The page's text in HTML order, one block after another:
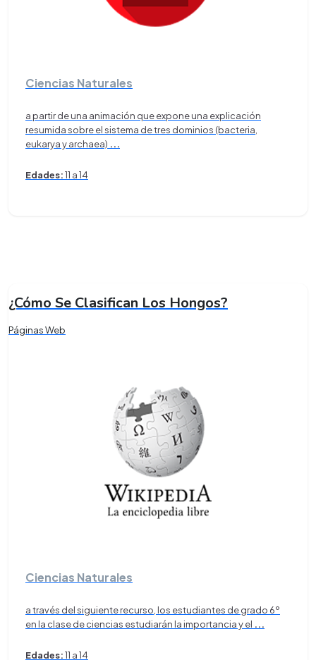
Ciencias Naturales
a partir de una animación que expone una explicación
resumida sobre el sistema de tres dominios (bacteria,
eukarya y archaea) ...
Edades:11 a 14
¿Cómo Se Clasifican Los Hongos?
Páginas Web
Ciencias Naturales
a través del siguiente recurso, los estudiantes de grado 6º
en la clase de ciencias estudiarán la importancia y el ...
Edades:11 a 14